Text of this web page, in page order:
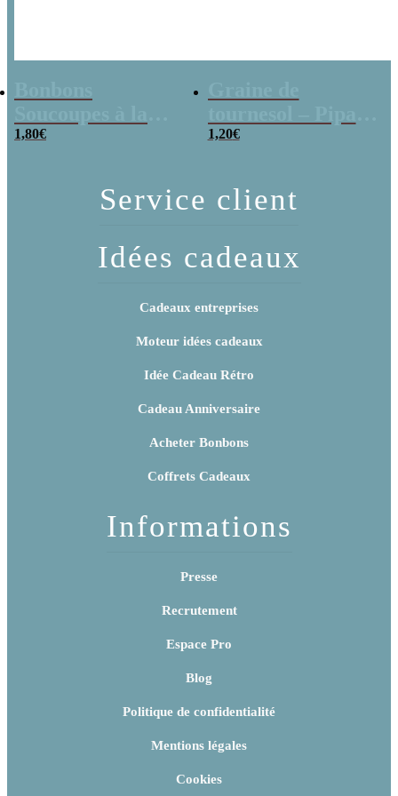
poudre (x20)
1,80€
x 3
1,20€
Service client
Idées cadeaux
Cadeaux entreprises
Moteur idées cadeaux
Idée Cadeau Rétro
Cadeau Anniversaire
Acheter Bonbons
Coffrets Cadeaux
Informations
Presse
Recrutement
Espace Pro
Blog
Politique de confidentialité
Mentions légales
Cookies